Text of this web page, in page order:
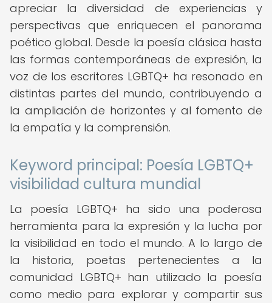
apreciar la diversidad de experiencias y
perspectivas que enriquecen el panorama
poético global. Desde la poesía clásica hasta
las formas contemporáneas de expresión, la
voz de los escritores LGBTQ+ ha resonado en
distintas partes del mundo, contribuyendo a
la ampliación de horizontes y al fomento de
la empatía y la comprensión.
Keyword principal: Poesía LGBTQ+
visibilidad cultura mundial
La poesía LGBTQ+ ha sido una poderosa
herramienta para la expresión y la lucha por
la visibilidad en todo el mundo. A lo largo de
la historia, poetas pertenecientes a la
comunidad LGBTQ+ han utilizado la poesía
como medio para explorar y compartir sus